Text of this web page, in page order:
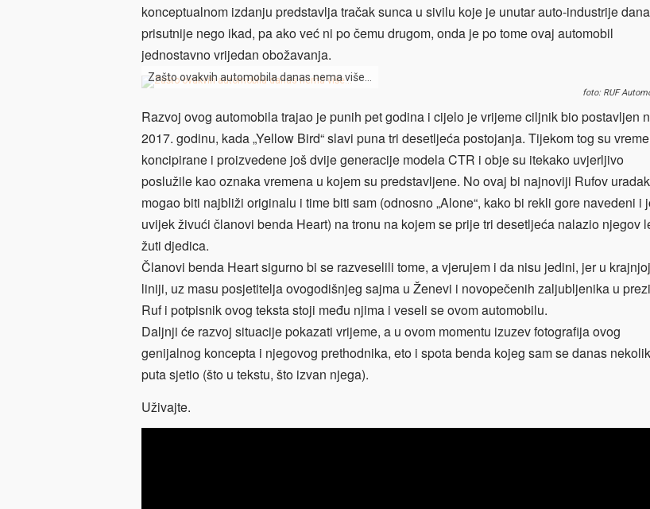
konceptualnom izdanju predstavlja tračak sunca u sivilu koje je unutar auto-industrije
prisutnije nego ikad, pa ako već ni po čemu drugom, onda je po tome ovaj automobil
jednostavno vrijedan obožavanja.
Zašto ovakvih automobila danas nema više…
foto: RUF
Razvoj ovog automobila trajao je punih pet godina i cijelo je vrijeme ciljnik bio postavljen
2017. godinu, kada „Yellow Bird“ slavi puna tri desetljeća postojanja. Tijekom tog su
koncipirane i proizvedene još dvije generacije modela CTR i obje su itekako uvjerljivo
poslužile kao oznaka vremena u kojem su predstavljene. No ovaj bi najnoviji Rufov uradak
mogao biti najbliži originalu i time biti sam (odnosno „Alone“, kako bi rekli gore navedeni i
uvijek živući članovi benda Heart) na tronu na kojem se prije tri desetljeća nalazio njegov
žuti djedica.
Članovi benda Heart sigurno bi se razveselili tome, a vjerujem i da nisu jedini, jer u krajnjoj
liniji, uz masu posjetitelja ovogodišnjeg sajma u Ženevi i novopečenih zaljubljenika u
Ruf i potpisnik ovog teksta stoji među njima i veseli se ovom automobilu.
Daljnji će razvoj situacije pokazati vrijeme, a u ovom momentu izuzev fotografija ovog
genijalnog koncepta i njegovog prethodnika, eto i spota benda kojeg sam se danas
puta sjetio (što u tekstu, što izvan njega).
Uživajte.